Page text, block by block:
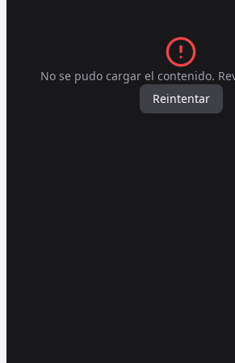
No se pudo cargar el contenido.
Reintentar